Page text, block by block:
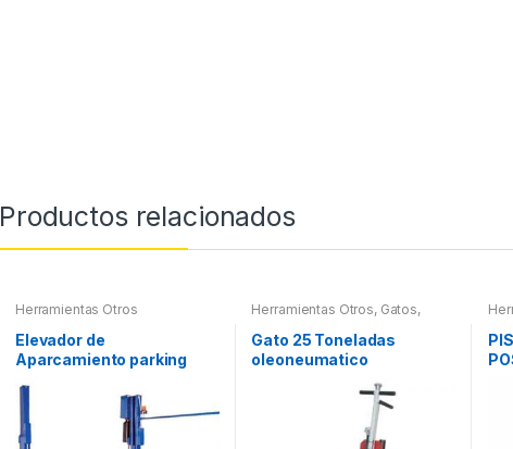
Productos relacionados
Herramientas Otros
Elevador de
Aparcamiento parking
Herramientas Otros, Gatos,
Gato 25 Toneladas
oleoneumatico